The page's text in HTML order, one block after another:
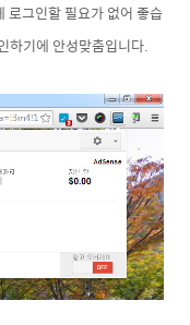
로그인할 필요가 없어 좋습
하기에 안성맞춤입니다.